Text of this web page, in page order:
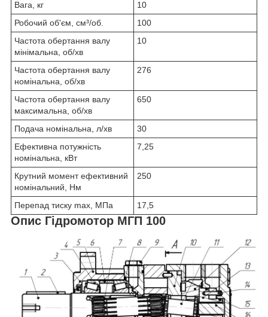
Вага, кг
10
Робочий об'єм, см³/об.
100
Частота обертання валу
мінімальна, об/хв
10
Частота обертання валу
номінальна, об/хв
276
Частота обертання валу
максимальна, об/хв
650
Подача номінальна, л/хв
30
Ефективна потужність
номінальна, кВт
7,25
Крутний момент ефективний
номінальний, Нм
250
Перепад тиску max, МПа 17,5
Опис Гідромотор МГП 100